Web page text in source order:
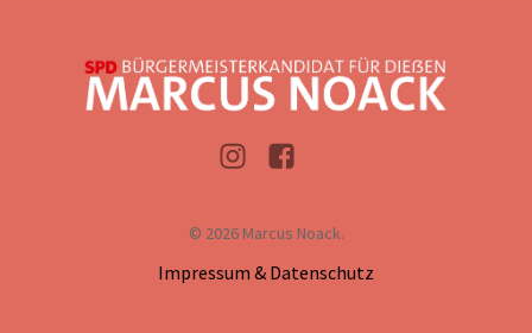
© 2026 Marcus Noack.
Impressum & Datenschutz